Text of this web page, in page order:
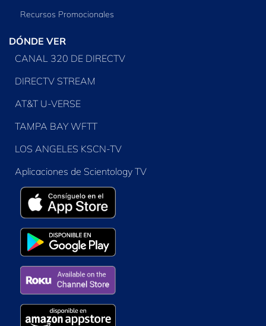
Recursos Promocionales
DÓNDE VER
CANAL 320 DE DIRECTV
DIRECTV STREAM
AT&T U-VERSE
TAMPA BAY WFTT
LOS ANGELES KSCN-TV
Aplicaciones de Scientology TV